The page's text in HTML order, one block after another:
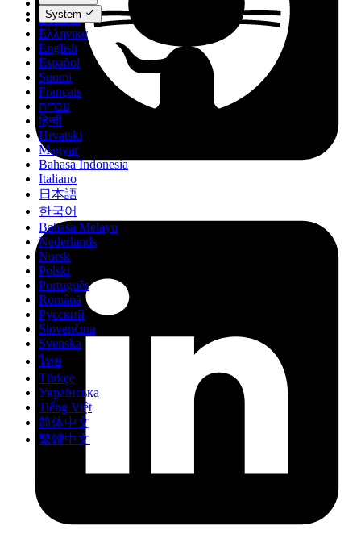
Dansk
Deutsch
Ελληνικά
English
Español
Suomi
Français
עברית
हिन्दी
Hrvatski
Magyar
Bahasa Indonesia
Italiano
日本語
한국어
Bahasa Melayu
Nederlands
Norsk
Polski
Português
Română
Русский
Slovenčina
Svenska
ไทย
Türkçe
Українська
Tiếng Việt
简体中文
繁體中文
System